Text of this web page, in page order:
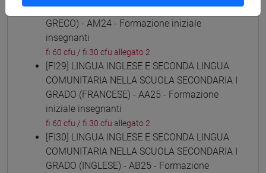
ISTITUTI DI ISTRUZIONE DI II GRADO (NEO-
GRECO) - AM24 - Formazione iniziale
insegnanti
fi 60 cfu / fi 30 cfu allegato 2
[FI29] LINGUA INGLESE E SECONDA LINGUA
COMUNITARIA NELLA SCUOLA SECONDARIA I
GRADO (FRANCESE) - AA25 - Formazione
iniziale insegnanti
fi 60 cfu / fi 30 cfu allegato 2
[FI30] LINGUA INGLESE E SECONDA LINGUA
COMUNITARIA NELLA SCUOLA SECONDARIA I
GRADO (INGLESE) - AB25 - Formazione